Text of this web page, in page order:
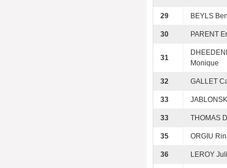
29 BEYLS
30 PARENT
31
Monique
32 GALLET
33
33 THOMAS
35 ORGIU
36 LEROY